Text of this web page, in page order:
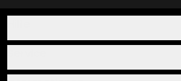
Über uns